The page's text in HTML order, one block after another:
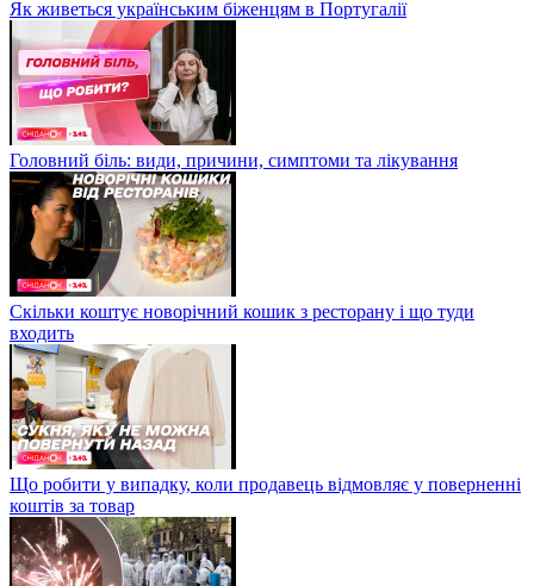
Як живеться українським біженцям в Португалії
Головний біль: види, причини, симптоми та лікування
Скільки коштує новорічний кошик з ресторану і що туди
входить
Що робити у випадку, коли продавець відмовляє у поверненні
коштів за товар